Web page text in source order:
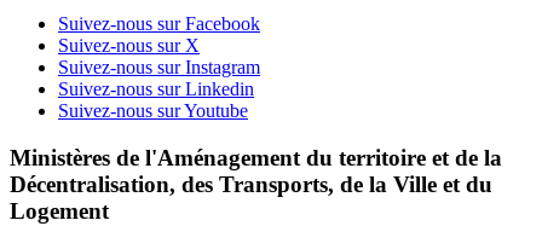
Suivez-nous sur Facebook
Suivez-nous sur X
Suivez-nous sur Instagram
Suivez-nous sur Linkedin
Suivez-nous sur Youtube
Ministères de l'Aménagement du territoire et de la
Décentralisation, des Transports, de la Ville et du
Logement